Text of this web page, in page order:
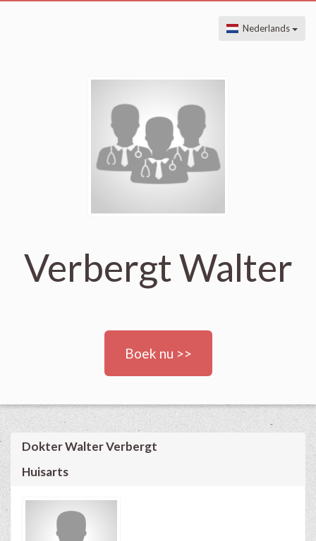
Nederlands
Verbergt Walter
Boek nu >>
Dokter Walter Verbergt
Huisarts